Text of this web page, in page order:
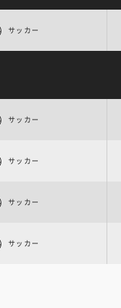
サッカー
サッカー
サッカー
サッカー
サッカー